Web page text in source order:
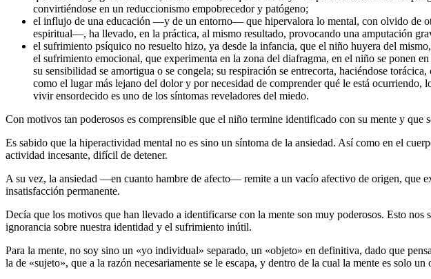
convirtiéndose en un reduccionismo empobrecedor y patógeno;
el influjo de una educación ―y de un entorno― que hipervalora lo mental, con olvido de
espiritual―, ha llevado, en la práctica, al mismo resultado, provocando una amputación
el sufrimiento psíquico no resuelto hizo, ya desde la infancia, que el niño huyera del
el sufrimiento emocional, que experimenta en la zona del diafragma, en el niño se ponen
su sensibilidad se amortigua o se congela; su respiración se entrecorta, haciéndose
como el lugar más lejano del dolor y por necesidad de comprender qué le está
vivir ensordecido es uno de los síntomas reveladores del miedo.
Con motivos tan poderosos es comprensible que el niño termine identificado con su mente y que
Es sabido que la hiperactividad mental no es sino un síntoma de la ansiedad. Así como en el
actividad incesante, difícil de detener.
A su vez, la ansiedad ―en cuanto hambre de afecto― remite a un vacío afectivo de origen, que
insatisfacción permanente.
Decía que los motivos que han llevado a identificarse con la mente son muy poderosos. Esto
ignorancia sobre nuestra identidad y el sufrimiento inútil.
Para la mente, no soy sino un «yo individual» separado, un «objeto» en definitiva, dado que
la de «sujeto», que a la razón necesariamente se le escapa, y dentro de la cual la mente es solo